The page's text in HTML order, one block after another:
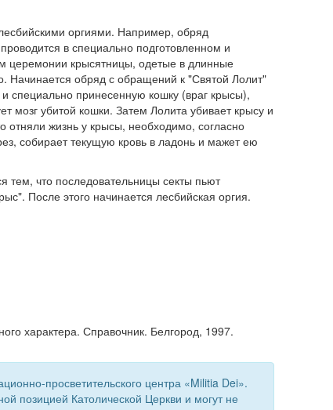
оргиями. Например, обряд
в специально подготовленном и
церемонии крысятницы, одетые в длинные
Начинается обряд с обращений к "Святой Лолит"
специально принесенную кошку (враг крысы),
мозг убитой кошки. Затем Лолита убивает крысу и
отняли жизнь у крысы, необходимо, согласно
собирает текущую кровь в ладонь и мажет ею
тем, что последовательницы секты пьют
После этого начинается лесбийская оргия.
характера. Справочник. Белгород, 1997.
просветительского центра «Militia Dei».
позицией Католической Церкви и могут не